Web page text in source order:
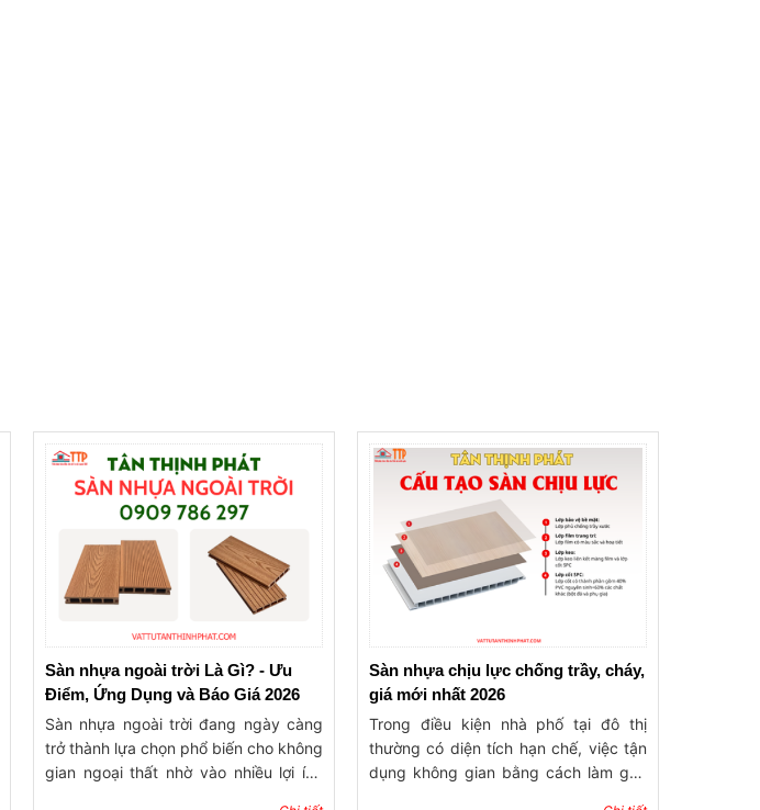
Sàn nhựa ngoài trời Là Gì? - Ưu
Điểm, Ứng Dụng và Báo Giá 2026
Sàn nhựa ngoài trời đang ngày càng
trở thành lựa chọn phổ biến cho không
gian ngoại thất nhờ vào nhiều lợi ích
Sàn nhựa chịu lực chống trầy, cháy,
giá mới nhất 2026
Trong điều kiện nhà phố tại đô thị
thường có diện tích hạn chế, việc tận
dụng không gian bằng cách làm gác